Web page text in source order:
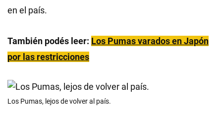
en el país.
También podés leer: Los Pumas varados en Japón
por las restricciones
Los Pumas, lejos de volver al país.